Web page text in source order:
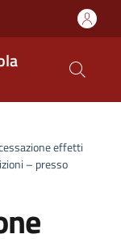
effetti
– presso